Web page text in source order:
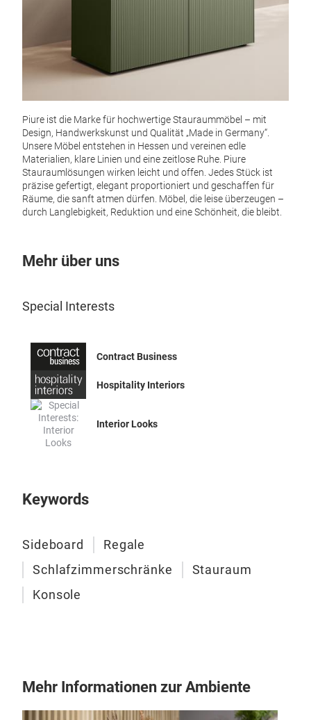
Piure ist die Marke für hochwertige Stauraummöbel – mit
Design, Handwerkskunst und Qualität „Made in Germany“.
Unsere Möbel entstehen in Hessen und vereinen edle
Materialien, klare Linien und eine zeitlose Ruhe. Piure
Stauraumlösungen wirken leicht und offen. Jedes Stück ist
präzise gefertigt, elegant proportioniert und geschaffen für
Räume, die sanft atmen dürfen. Möbel, die leise überzeugen –
durch Langlebigkeit, Reduktion und eine Schönheit, die bleibt.
Mehr über uns
Special Interests
Contract Business
Hospitality Interiors
Interior Looks
Keywords
Sideboard
Regale
Schlafzimmerschränke
Stauraum
Konsole
Mehr Informationen zur Ambiente